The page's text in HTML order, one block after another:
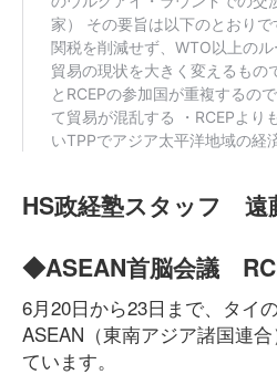
HS政経塾スタッフ 遠
◆ASEAN首脳会議
6月20日から23日まで、タイ
ASEAN（東南アジア諸国連
ています。